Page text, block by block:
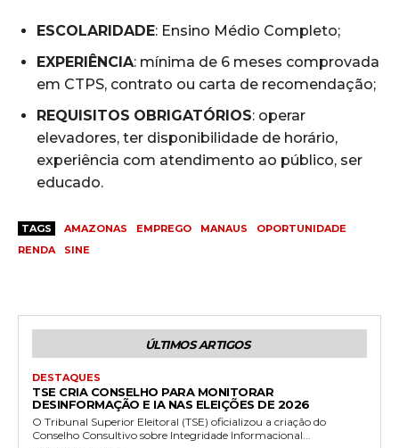
ESCOLARIDADE: Ensino Médio Completo;
EXPERIÊNCIA: mínima de 6 meses comprovada
em CTPS, contrato ou carta de recomendação;
REQUISITOS OBRIGATÓRIOS: operar
elevadores, ter disponibilidade de horário,
experiência com atendimento ao público, ser
educado.
TAGS AMAZONAS EMPREGO MANAUS
OPORTUNIDADE
RENDA
SINE
ÚLTIMOS ARTIGOS
DESTAQUES
TSE CRIA CONSELHO PARA MONITORAR
DESINFORMAÇÃO E IA NAS ELEIÇÕES DE 2026
O Tribunal Superior Eleitoral (TSE) oficializou a criação do
Conselho Consultivo sobre Integridade Informacional...